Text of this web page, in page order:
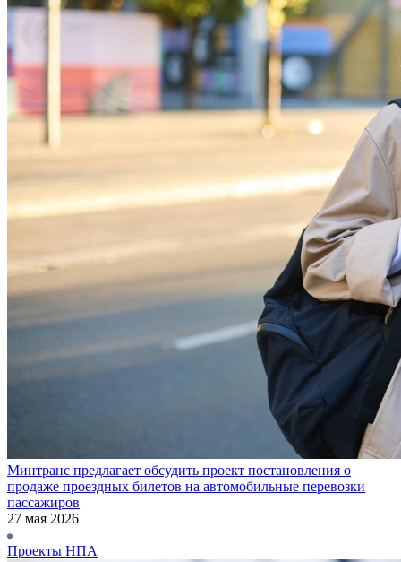
Минтранс предлагает обсудить проект постановления о
продаже проездных билетов на автомобильные перевозки
пассажиров
27 мая 2026
Проекты НПА